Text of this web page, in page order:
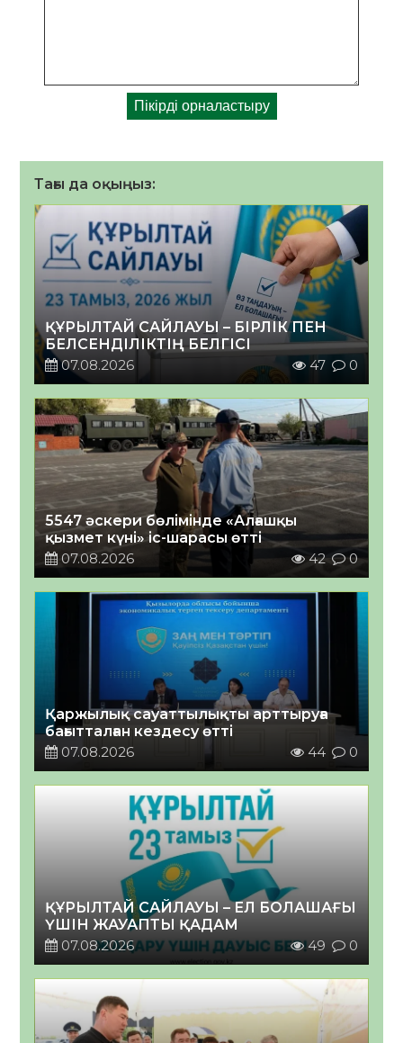
Тағы да оқыңыз:
ҚҰРЫЛТАЙ САЙЛАУЫ – БІРЛІК ПЕН
БЕЛСЕНДІЛІКТІҢ БЕЛГІСІ
07.08.2026
47 0
5547 әскери бөлімінде «Алғашқы
қызмет күні» іс-шарасы өтті
07.08.2026
42 0
Қаржылық сауаттылықты арттыруға
бағытталған кездесу өтті
07.08.2026
44 0
ҚҰРЫЛТАЙ САЙЛАУЫ – ЕЛ БОЛАШАҒЫ
ҮШІН ЖАУАПТЫ ҚАДАМ
07.08.2026
49 0